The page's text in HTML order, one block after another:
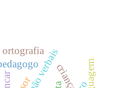
ortografia
criança